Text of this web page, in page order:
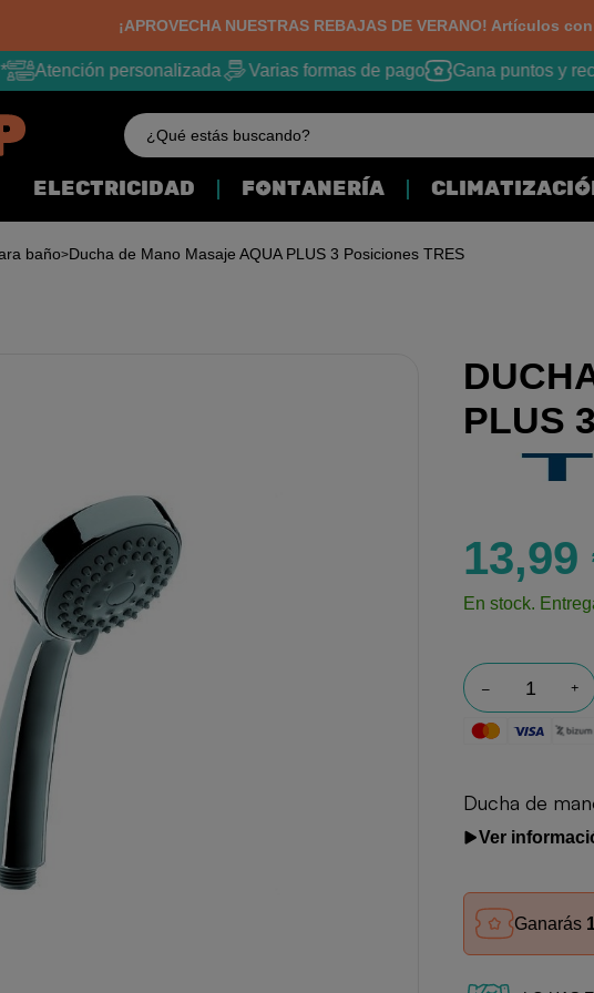
¡APROVECHA NUESTRAS REBAJAS DE VERANO! Artículos
Atención personalizada Varias formas de pago Gana puntos y
¿Qué estás buscando?
ELECTRICIDAD FONTANERÍA
baño Ducha de Mano Masaje AQUA PLUS 3 Posiciones TRES
PLUS
13,99
En stock.
Ducha de
Ver
Ganarás